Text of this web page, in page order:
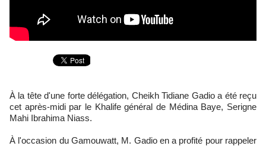
À la tête d'une forte délégation, Cheikh Tidiane Gadio a été reçu
cet après-midi par le Khalife général de Médina Baye, Serigne
Mahi Ibrahima Niass.
À l'occasion du Gamouwatt, M. Gadio en a profité pour rappeler